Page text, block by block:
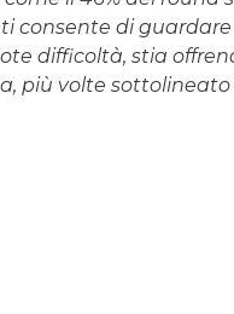
consente di
difficoltà, stia
più volte